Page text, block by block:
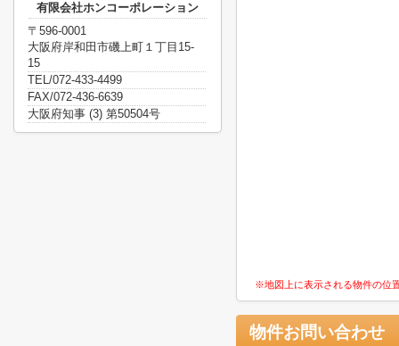
※地図上に表示される物件の位
物件お問い合わせ
有限会社ホンコーポレーション
〒596-0001
大阪府岸和田市磯上町１丁目15-
15
TEL/072-433-4499
FAX/072-436-6639
大阪府知事 (3) 第50504号